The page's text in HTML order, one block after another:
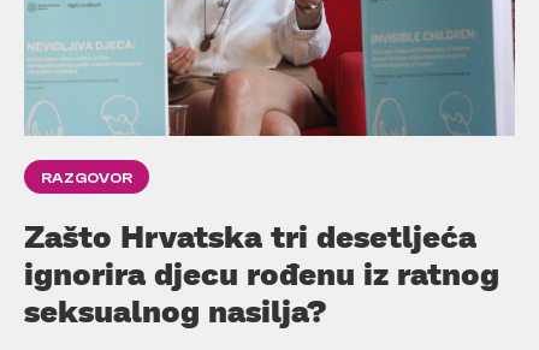
RAZGOVOR
Zašto Hrvatska tri desetljeća
ignorira djecu rođenu iz ratnog
seksualnog nasilja?